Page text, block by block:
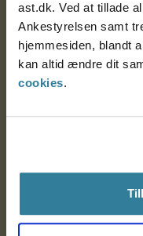
ast.dk. Ved at tillade
Ankestyrelsen samt
hjemmesiden, blandt
kan altid ændre dit
cookies.
Nytorv 7, 2. sal
9000 Aalborg
CVR: 1007 4002